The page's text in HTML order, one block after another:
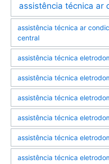
assistência técnica ar
assistência técnica ar
central
assistência técnica
assistência técnica
assistência técnica
assistência técnica
assistência técnica
assistência técnica